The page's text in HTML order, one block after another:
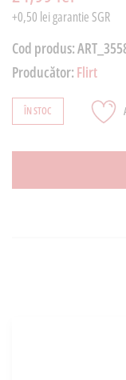
+0,50 lei garantie SGR
Cod produs:
Producător: Flirt
ÎN STOC